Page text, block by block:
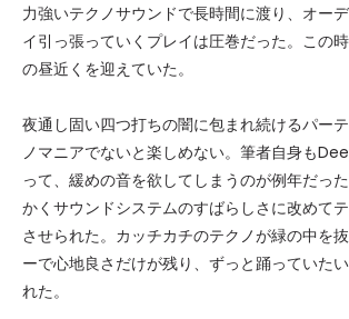
力強いテクノサウンドで長時間に渡り、オー
イ引っ張っていくプレイは圧巻だった。この
の昼近くを迎えていた。
夜通し固い四つ打ちの闇に包まれ続けるパー
ノマニアでないと楽しめない。筆者自身も
って、緩めの音を欲してしまうのが例年だっ
かくサウンドシステムのすばらしさに改めて
させられた。カッチカチのテクノが緑の中を
ーで心地良さだけが残り、ずっと踊っていた
れた。